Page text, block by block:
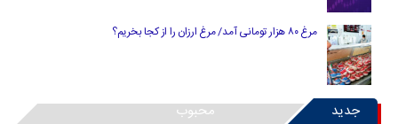
مرغ ۸۰ هزار تومانی آمد/ مرغ ارزان را از کجا بخریم؟
جدید محبوب